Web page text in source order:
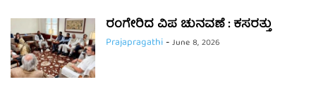
ರಂಗೇರಿದ ವಿಪ ಚುನವಣೆ : ಕಸರತ್ತು
Prajapragathi-June 8, 2026